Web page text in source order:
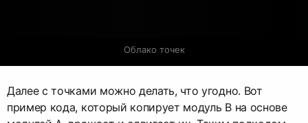
Облако точек
Далее с точками можно делать, что угодно. Вот
пример кода, который копирует модуль B на основе